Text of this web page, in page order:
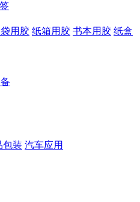
用胶 纸箱用胶 书本用胶 纸盒
包装 汽车应用